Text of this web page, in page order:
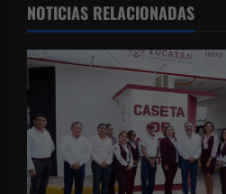
i
ó
n
d
e
NOTICIAS RELACIONADAS